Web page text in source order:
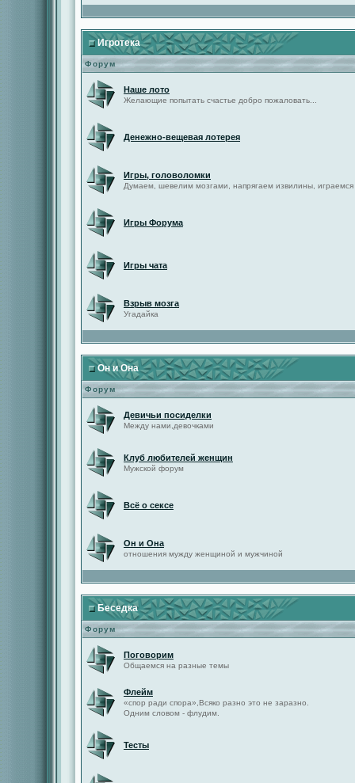
Игротека
Форум
Наше лото
Желающие попытать счастье добро пожаловать...
Денежно-вещевая лотерея
Игры, головоломки
Думаем, шевелим мозгами, напрягаем извилины,
Игры Форума
Игры чата
Взрыв мозга
Угадайка
Он и Она
Форум
Девичьи посиделки
Между нами,девочками
Клуб любителей женщин
Мужской форум
Всё о сексе
Он и Она
отношения мужду женщиной и мужчиной
Беседка
Форум
Поговорим
Общаемся на разные темы
Флейм
«спор ради спора»,Всяко разно это не заразно.
Одним словом - флудим.
Тесты